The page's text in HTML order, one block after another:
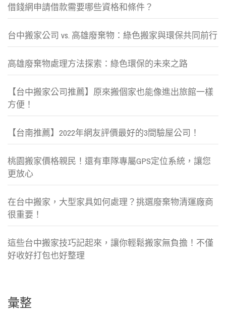
借錢網申請借款需要哪些資格和條件？
台中搬家公司 vs. 高雄廢棄物：綠色搬家與環保共同前行
高雄廢棄物處理方法探索：綠色環保的未來之路
【台中搬家公司推薦】原來搬個家也能像進出旅館一樣
方便！
【台南推薦】2022年網友評價最好的3間驗屋公司！
桃園搬家價格親民！還有車隊專屬GPS定位系統，讓您
更放心
在台中搬家，大型家具如何處理？挑選廢棄物清運廠商
很重要！
這些台中搬家技巧記起來，讓你輕鬆搬家無負擔！不僅
好收好打包也好整理
彙整